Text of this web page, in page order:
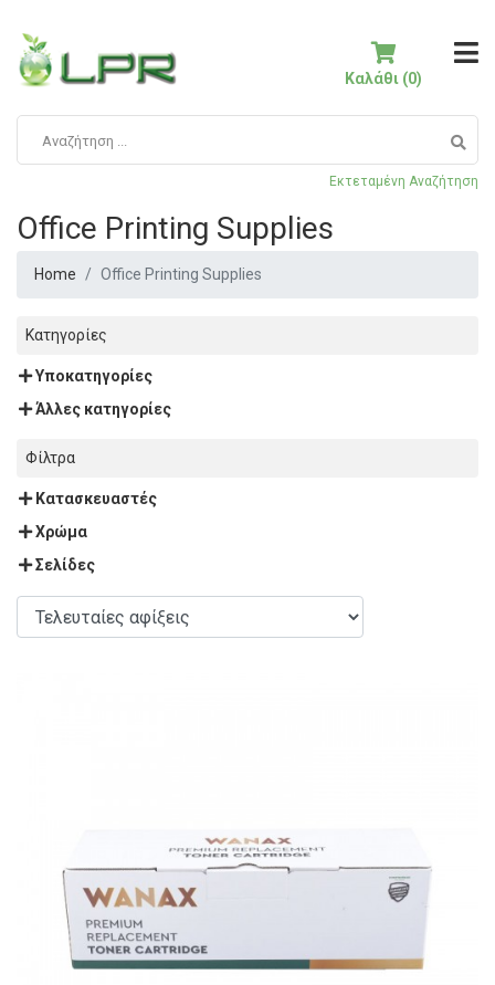
Εκτεταμένη Αναζήτηση
Καλάθι (0)
Office Printing Supplies
Home Office Printing Supplies
Κατηγορίες
Υποκατηγορίες
Άλλες κατηγορίες
Φίλτρα
Κατασκευαστές
Χρώμα
Σελίδες